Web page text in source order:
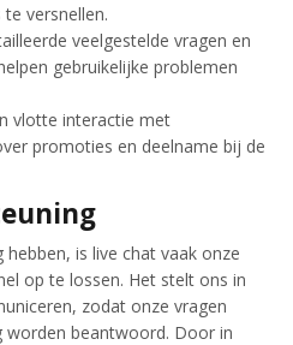
versnellen.
veelgestelde vragen en
gebruikelijke problemen
vlotte interactie met
promoties en deelname bij de
is live chat vaak onze
op te lossen. Het stelt ons in
zodat onze vragen
worden beantwoord. Door in